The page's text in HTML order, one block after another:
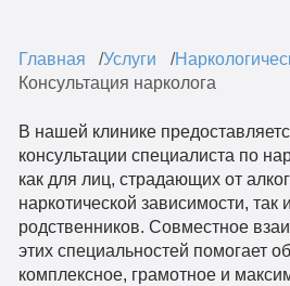
Главная Услуги
Консультация нарколога
В нашей клинике
консультации специалиста по
как для лиц, страдающих от
наркотической зависимости, так
родственников. Совместное
этих специальностей помогает
комплексное, грамотное и